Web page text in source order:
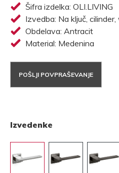
Šifra izdelka: OLI.LIVING
Izvedba: Na ključ,
Obdelava: Antracit
Material: Medenina
POŠLJI POVPRAŠEVANJE
Izvedenke